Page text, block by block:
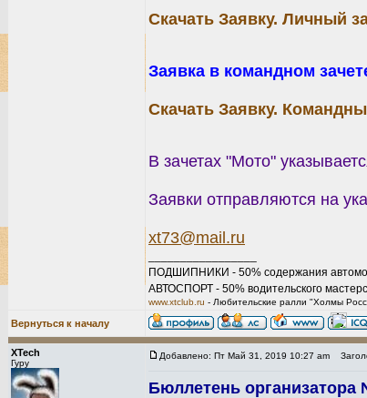
Скачать Заявку. Личный
Заявка в командном
Скачать Заявку.
В зачетах "Мото"
Заявки отправляются на
xt73@mail.ru
ПОДШИПНИКИ - 50% содержания
АВТОСПОРТ - 50% водительского
www.xtclub.ru - Любительские ралли "Холмы
Вернуться к началу
XTech
Гуру
Добавлено: Пт Май 31, 2019 10:27 am
Бюллетень организатора